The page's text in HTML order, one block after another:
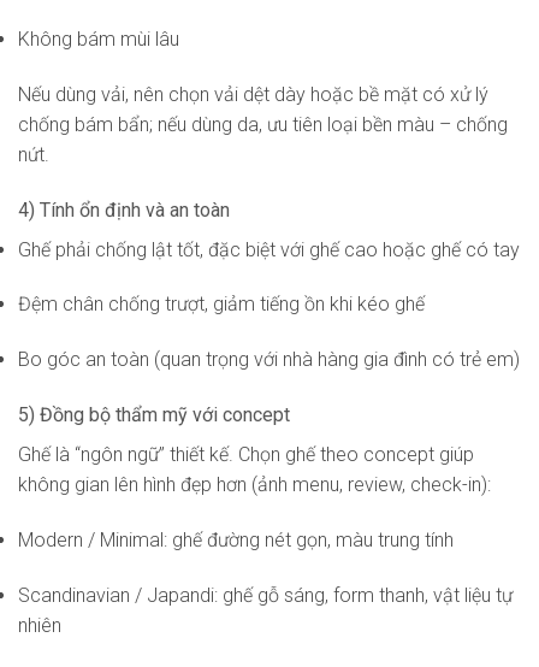
Không bám mùi lâu
Nếu dùng vải, nên chọn vải dệt dày hoặc bề mặt có xử lý
chống bám bẩn; nếu dùng da, ưu tiên loại bền màu – chống
nứt.
4) Tính ổn định và an toàn
Ghế phải chống lật tốt, đặc biệt với ghế cao hoặc ghế có tay
Đệm chân chống trượt, giảm tiếng ồn khi kéo ghế
Bo góc an toàn (quan trọng với nhà hàng gia đình có trẻ em)
5) Đồng bộ thẩm mỹ với concept
Ghế là “ngôn ngữ” thiết kế. Chọn ghế theo concept giúp
không gian lên hình đẹp hơn (ảnh menu, review, check-in):
Modern / Minimal: ghế đường nét gọn, màu trung tính
Scandinavian / Japandi: ghế gỗ sáng, form thanh, vật liệu tự
nhiên